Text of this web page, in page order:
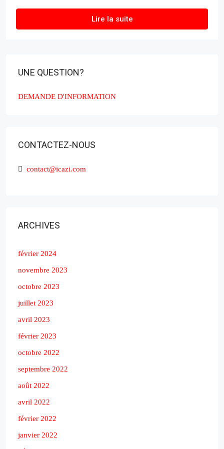
Lire la suite
UNE QUESTION?
DEMANDE D'INFORMATION
CONTACTEZ-NOUS
contact@icazi.com
ARCHIVES
février 2024
novembre 2023
octobre 2023
juillet 2023
avril 2023
février 2023
octobre 2022
septembre 2022
août 2022
avril 2022
février 2022
janvier 2022